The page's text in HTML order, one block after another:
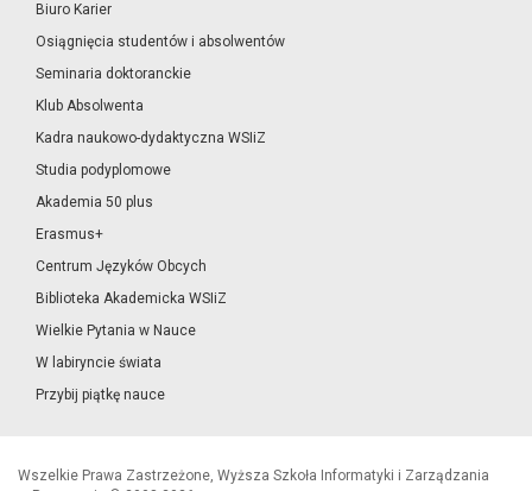
Biuro Karier
Osiągnięcia studentów i absolwentów
Seminaria doktoranckie
Klub Absolwenta
Kadra naukowo-dydaktyczna WSIiZ
Studia podyplomowe
Akademia 50 plus
Erasmus+
Centrum Języków Obcych
Biblioteka Akademicka WSIiZ
Wielkie Pytania w Nauce
W labiryncie świata
Przybij piątkę nauce
Wszelkie Prawa Zastrzeżone, Wyższa Szkoła Informatyki i Zarządzania